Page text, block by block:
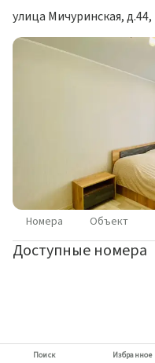
Номера Объект
Доступные номера
Поиск Избранное